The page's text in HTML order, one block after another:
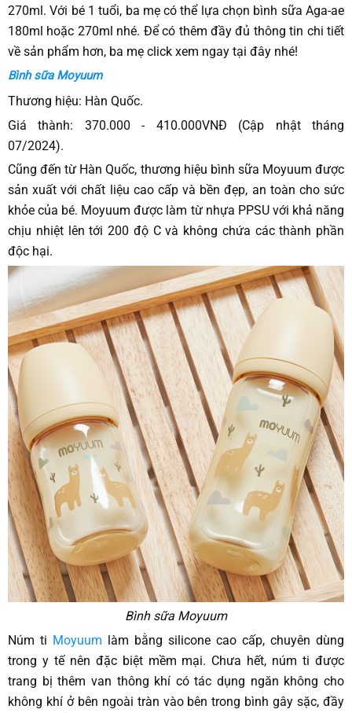
270ml. Với bé 1 tuổi, ba mẹ có thể lựa chọn bình sữa Aga-ae
180ml hoặc 270ml nhé. Để có thêm đầy đủ thông tin chi tiết
về sản phẩm hơn, ba mẹ click xem ngay tại đây nhé!
Bình sữa Moyuum
Thương hiệu: Hàn Quốc.
Giá thành: 370.000 - 410.000VNĐ (Cập nhật tháng
07/2024).
Cũng đến từ Hàn Quốc, thương hiệu bình sữa Moyuum được
sản xuất với chất liệu cao cấp và bền đẹp, an toàn cho sức
khỏe của bé. Moyuum được làm từ nhựa PPSU với khả năng
chịu nhiệt lên tới 200 độ C và không chứa các thành phần
độc hại.
Bình sữa Moyuum
Núm ti Moyuum làm bằng silicone cao cấp, chuyên dùng
trong y tế nên đặc biệt mềm mại. Chưa hết, núm ti được
trang bị thêm van thông khí có tác dụng ngăn không cho
không khí ở bên ngoài tràn vào bên trong bình gây sặc, đầy